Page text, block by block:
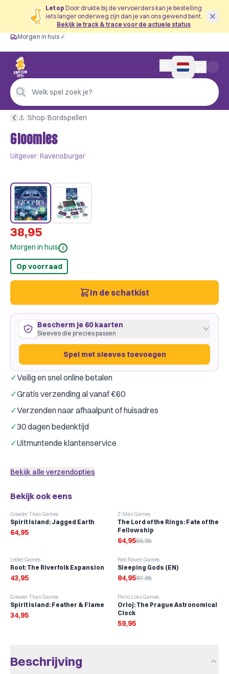
Let op Door drukte bij de vervoerders kan je bestelling
iets langer onderweg zijn dan je van ons gewend bent.
Bekijk je track & trace voor de actuele status
Gratis vanaf €60
Morgen in huis ✓
Persoonlijk advies
4,9/5 —
Morgen in huis ✓
Welk spel zoek je?
0 artikelen in
⚓︎/Shop/Bordspellen
Gloomies
Uitgever: Ravensburger
38,95
Morgen in huis i
Op voorraad
In de schatkist
Bescherm je 60 kaarten
Sleeves die precies passen
Spel met sleeves toevoegen
60 kaarten
past precies·Dragon Shield European Mini
Merk: Dragon Shield Gamegenic
✓Veilig en snel online betalen
✓Gratis verzending al vanaf €60
✓Verzenden naar afhaalpunt of huisadres
✓30 dagen bedenktijd
✓Uitmuntende klantenservice
Bekijk alle verzendopties
Bekijk ook eens
Greater Than Games
Spirit Island: Jagged Earth
64,95
-6%
Z-Man Games
The Lord of the Rings: Fate of the
Fellowship
64,9568,95
Leder Games
Root: The Riverfolk Expansion
43,95
-13%
Red Raven Games
Sleeping Gods (EN)
84,9597,95
Greater Than Games
Spirit Island: Feather & Flame
34,95
Perro Loko Games
Orloj: The Prague Astronomical
Clock
59,95
Beschrijving